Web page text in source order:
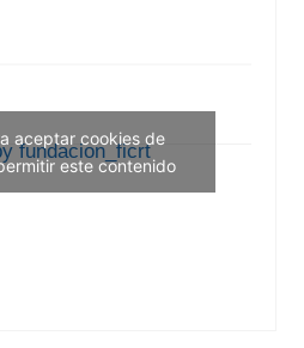
fundacion_ficrt
aceptar cookies de
este contenido